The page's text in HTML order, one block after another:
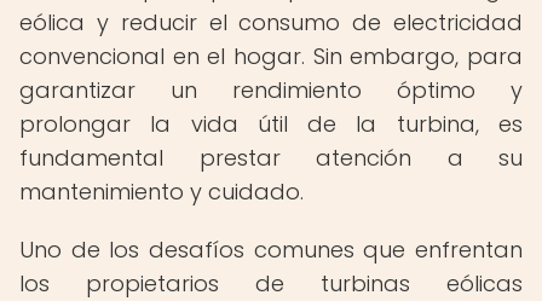
eólica y reducir el consumo de electricidad
convencional en el hogar. Sin embargo, para
garantizar un rendimiento óptimo y
prolongar la vida útil de la turbina, es
fundamental prestar atención a su
mantenimiento y cuidado.
Uno de los desafíos comunes que enfrentan
los propietarios de turbinas eólicas